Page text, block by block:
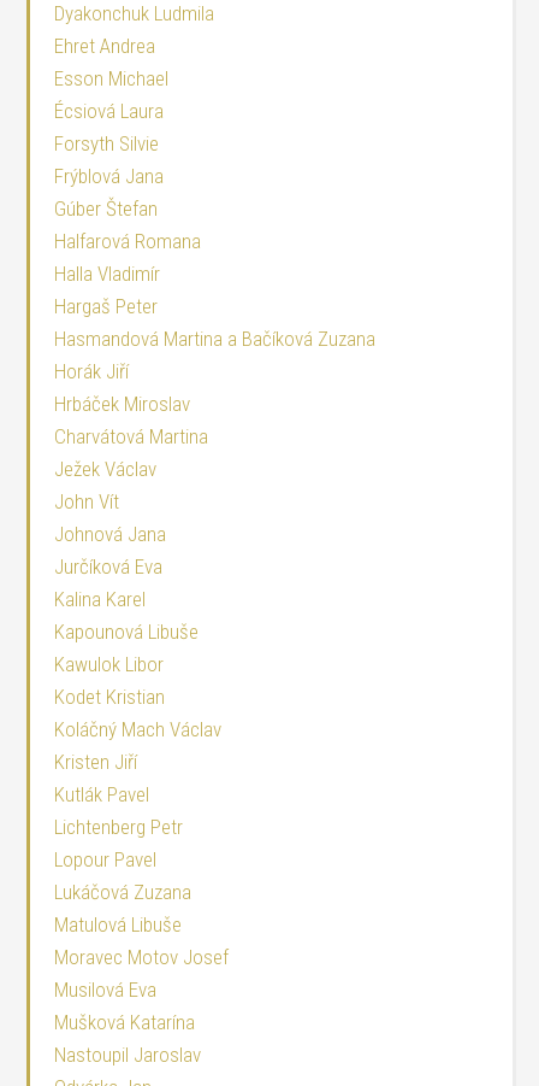
Dyakonchuk Ludmila
Ehret Andrea
Esson Michael
Écsiová Laura
Forsyth Silvie
Frýblová Jana
Gúber Štefan
Halfarová Romana
Halla Vladimír
Hargaš Peter
Hasmandová Martina a Bačíková Zuzana
Horák Jiří
Hrbáček Miroslav
Charvátová Martina
Ježek Václav
John Vít
Johnová Jana
Jurčíková Eva
Kalina Karel
Kapounová Libuše
Kawulok Libor
Kodet Kristian
Koláčný Mach Václav
Kristen Jiří
Kutlák Pavel
Lichtenberg Petr
Lopour Pavel
Lukáčová Zuzana
Matulová Libuše
Moravec Motov Josef
Musilová Eva
Mušková Katarína
Nastoupil Jaroslav